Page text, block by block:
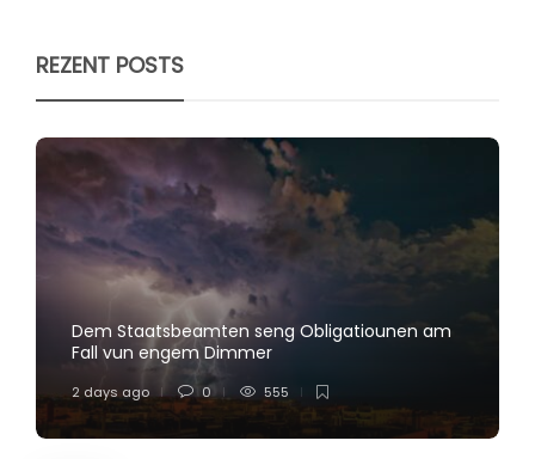
REZENT POSTS
Dem Staatsbeamten seng Obligatiounen am
Fall vun engem Dimmer
2 days ago 0 555